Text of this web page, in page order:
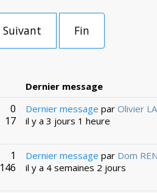
Suivant Fin
Dernier message
0
17
Dernier message par Olivier
il y a 3 jours 1 heure
1
146
Dernier message par Dom
il y a 4 semaines 2 jours